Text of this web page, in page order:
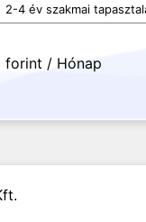
2-4 év szakmai
forint / Hónap